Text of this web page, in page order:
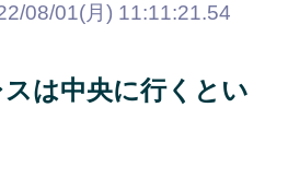
08/01(月) 11:11:21.54
は中央に行くとい